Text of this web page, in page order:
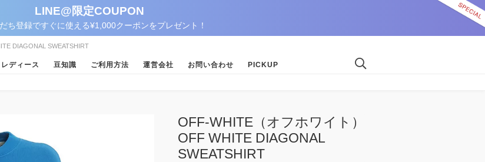
LINE@限定COUPON
ち登録ですぐに使える¥1,000クーポンをプレゼント！
DIAGONAL SWEATSHIRT
レディース 豆知識 ご利用方法 運営会社 お問い合わせ PICKUP
OFF-WHITE（オフホワイト）
OFF WHITE DIAGONAL
SWEATSHIRT